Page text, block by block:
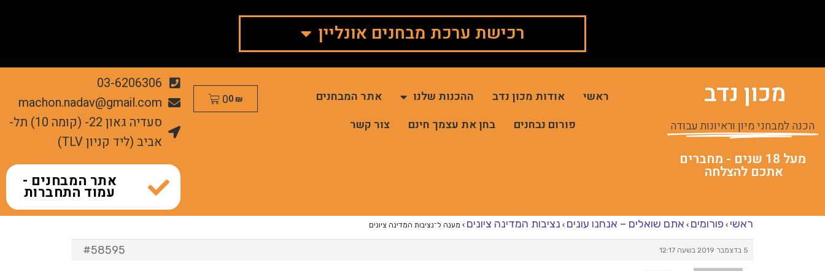
רכישת ערכת מבחנים אונליין
מכון נדב
הכנה למבחני מיון וראיונות עבודה
מעל 18 שנים - מחברים
אתכם להצלחה
ראשי אודות מכון נדב ההכנות שלנו
אתר המבחנים
פורום נבחנים
בחן את עצמך חינם צור קשר
0₪
0
03-6206306
machon.nadav@gmail.com
סעדיה גאון 22- (קומה 10) תל-
אביב (ליד קניון TLV)
אתר המבחנים -
עמוד התחברות
ראשי › פורומים › אתם שואלים – אנחנו עונים › נציבות המדינה ציונים › מענה ל־נציבות המדינה ציונים
5 בדצמבר 2019 בשעה 12:17 #58595